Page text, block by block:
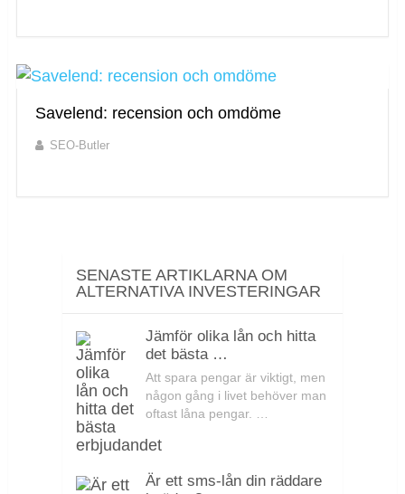
Savelend: recension och omdöme
SEO-Butler
SENASTE ARTIKLARNA OM
ALTERNATIVA INVESTERINGAR
Jämför olika lån och hitta
det bästa …
Att spara pengar är viktigt, men
någon gång i livet behöver man
oftast låna pengar. …
Är ett sms-lån din räddare